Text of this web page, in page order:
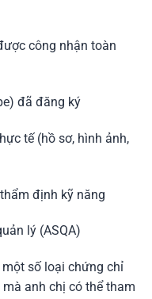
công nhận toàn
đã đăng ký
tế (hồ sơ, hình ảnh,
định kỹ năng
lý (ASQA)
số loại chứng chỉ
anh chị có thể tham